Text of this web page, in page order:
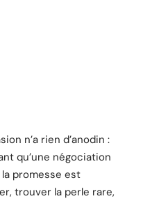
n’a rien d’anodin :
qu’une négociation
promesse est
trouver la perle rare,